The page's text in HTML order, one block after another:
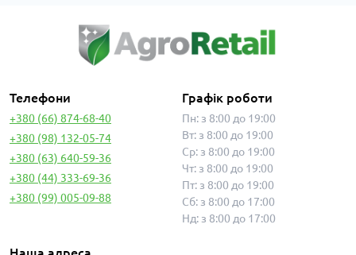
Телефони
+380 (66) 874-68-40
+380 (98) 132-05-74
+380 (63) 640-59-36
+380 (44) 333-69-36
+380 (99) 005-09-88
Графік роботи
Пн: з 8:00 до 19:00
Вт: з 8:00 до 19:00
Ср: з 8:00 до 19:00
Чт: з 8:00 до 19:00
Пт: з 8:00 до 19:00
Сб: з 8:00 до 17:00
Нд: з 8:00 до 17:00